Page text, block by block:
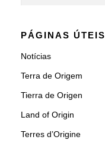
PÁGINAS ÚTEIS
Notícias
Terra de Origem
Tierra de Origen
Land of Origin
Terres d’Origine